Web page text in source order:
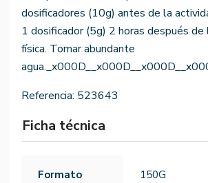
dosificadores (10g) antes de la
1 dosificador (5g) 2 horas después de
física. Tomar abundante
Referencia: 523643
Ficha técnica
Formato 150G